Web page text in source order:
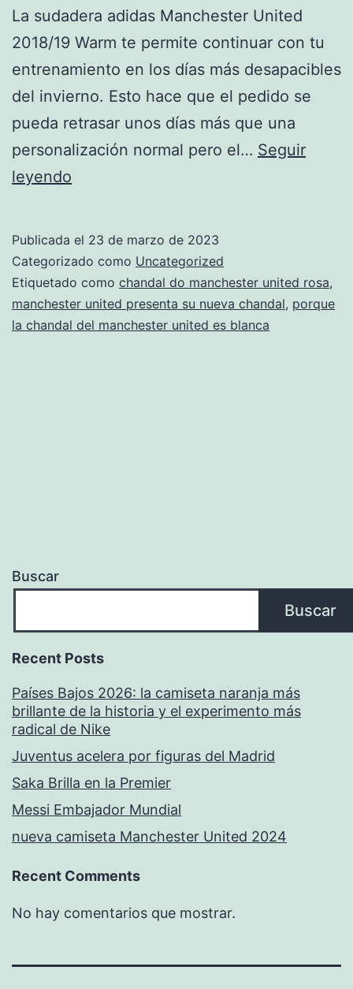
La sudadera adidas Manchester United
2018/19 Warm te permite continuar con tu
entrenamiento en los días más desapacibles
del invierno. Esto hace que el pedido se
pueda retrasar unos días más que una
personalización normal pero el… Seguir
leyendo
united
barata
Publicada el 23 de marzo de 2023
Categorizado como Uncategorized
Etiquetado como chandal do manchester united rosa,
manchester united presenta su nueva chandal, porque
la chandal del manchester united es blanca
Buscar
Buscar
Recent Posts
Países Bajos 2026: la camiseta naranja más
brillante de la historia y el experimento más
radical de Nike
Juventus acelera por figuras del Madrid
Saka Brilla en la Premier
Messi Embajador Mundial
nueva camiseta Manchester United 2024
Recent Comments
No hay comentarios que mostrar.